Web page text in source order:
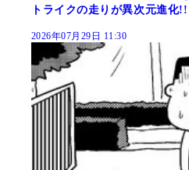
トライクの走りが異次元進化!!
2026年07月29日 11:30